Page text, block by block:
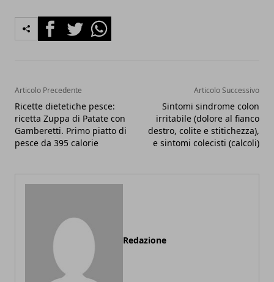
FacebookTwitterWhatsapp
Articolo Precedente
Ricette dietetiche pesce:
ricetta Zuppa di Patate con
Gamberetti. Primo piatto di
pesce da 395 calorie
Articolo Successivo
Sintomi sindrome colon
irritabile (dolore al fianco
destro, colite e stitichezza),
e sintomi colecisti (calcoli)
Redazione